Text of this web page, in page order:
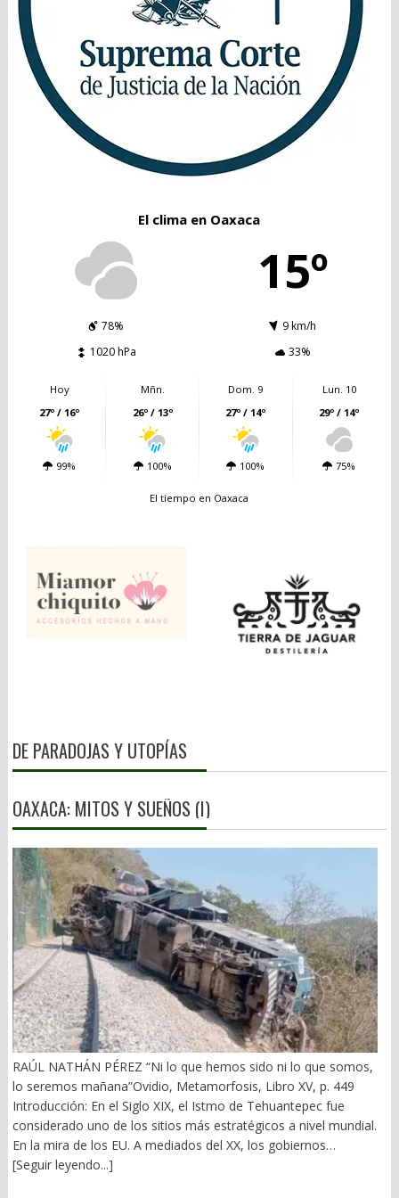
El clima en Oaxaca
15º
78%
9 km/h
1020 hPa
33%
Hoy
27º / 16º
99%
Mñn.
26º / 13º
100%
Dom. 9
27º / 14º
100%
Lun. 10
29º / 14º
75%
El tiempo en Oaxaca
DE PARADOJAS Y UTOPÍAS
OAXACA: MITOS Y SUEÑOS (I)
RAÚL NATHÁN PÉREZ “Ni lo que hemos sido ni lo que somos,
lo seremos mañana”Ovidio, Metamorfosis, Libro XV, p. 449
Introducción: En el Siglo XIX, el Istmo de Tehuantepec fue
considerado uno de los sitios más estratégicos a nivel mundial.
En la mira de los EU. A mediados del XX, los gobiernos
emanados del PRI iniciaron una serie de proyectos, todos
[Seguir leyendo...]